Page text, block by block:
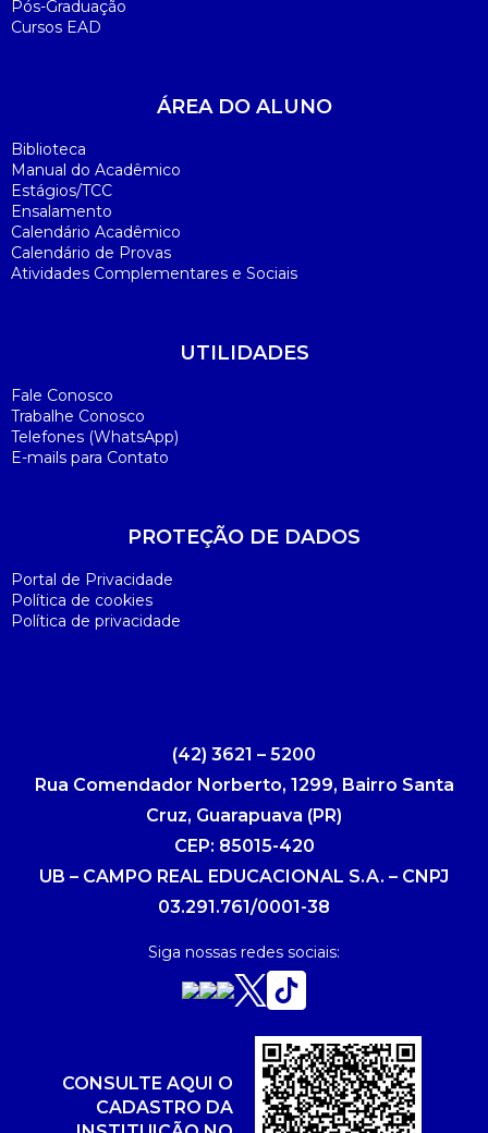
Pós-Graduação
Cursos EAD
ÁREA DO ALUNO
Biblioteca
Manual do Acadêmico
Estágios/TCC
Ensalamento
Calendário Acadêmico
Calendário de Provas
Atividades Complementares e Sociais
UTILIDADES
Fale Conosco
Trabalhe Conosco
Telefones (WhatsApp)
E-mails para Contato
PROTEÇÃO DE DADOS
Portal de Privacidade
Política de cookies
Política de privacidade
(42) 3621 – 5200
Rua Comendador Norberto, 1299, Bairro Santa
Cruz, Guarapuava (PR)
CEP: 85015-420
UB – CAMPO REAL EDUCACIONAL S.A. – CNPJ
03.291.761/0001-38
Siga nossas redes sociais:
CONSULTE AQUI O
CADASTRO DA